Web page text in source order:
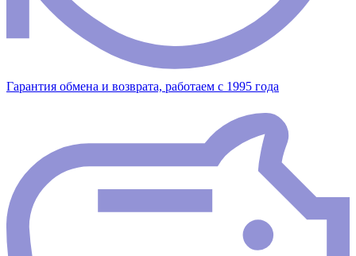
Гарантия обмена и возврата, работаем с 1995 года